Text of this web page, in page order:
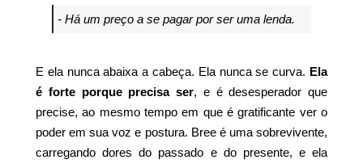
- Há um preço a se pagar por ser uma lenda.
E ela nunca abaixa a cabeça. Ela nunca se curva. Ela
é forte porque precisa ser, e é desesperador que
precise, ao mesmo tempo em que é gratificante ver o
poder em sua voz e postura. Bree é uma sobrevivente,
carregando dores do passado e do presente, e ela